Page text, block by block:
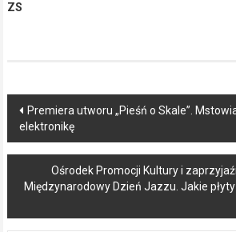
ZS
Post
navigation
Premiera utworu „Pieśń o Skale”.
elektronikę
Ośrodek Promocji Kultury i
Międzynarodowy Dzień Jazzu. Jakie